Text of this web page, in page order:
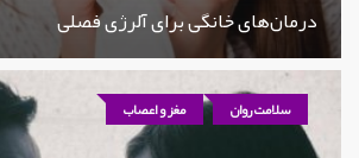
درمان‌های خانگی برای آلرژی فصلی
سلامت روان مغز و اعصاب